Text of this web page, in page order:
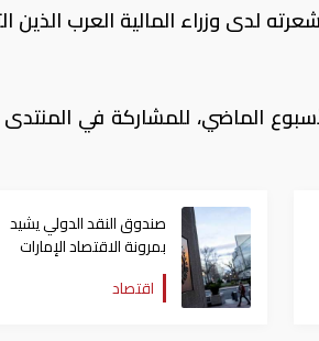
لدى وزراء المالية العرب
الماضي، للمشاركة في المنتدى
صندوق النقد الدولي يشيد
بمرونة الاقتصاد الإمارات
ومتانة القطاع المالي
اقتصاد